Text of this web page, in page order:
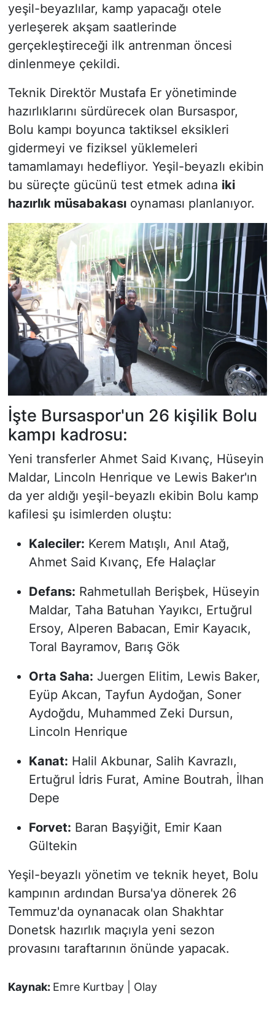
yeşil-beyazlılar, kamp yapacağı otele
yerleşerek akşam saatlerinde
gerçekleştireceği ilk antrenman öncesi
dinlenmeye çekildi.
Teknik Direktör Mustafa Er yönetiminde
hazırlıklarını sürdürecek olan Bursaspor,
Bolu kampı boyunca taktiksel eksikleri
gidermeyi ve fiziksel yüklemeleri
tamamlamayı hedefliyor. Yeşil-beyazlı ekibin
bu süreçte gücünü test etmek adına iki
hazırlık müsabakasıoynaması planlanıyor.
İşte Bursaspor'un 26 kişilik Bolu
kampı kadrosu:
Yeni transferler Ahmet Said Kıvanç, Hüseyin
Maldar, Lincoln Henrique ve Lewis Baker'ın
da yer aldığı yeşil-beyazlı ekibin Bolu kamp
kafilesi şu isimlerden oluştu:
Kaleciler: Kerem Matışlı, Anıl Atağ,
Ahmet Said Kıvanç, Efe Halaçlar
Defans: Rahmetullah Berişbek, Hüseyin
Maldar, Taha Batuhan Yayıkcı, Ertuğrul
Ersoy, Alperen Babacan, Emir Kayacık,
Toral Bayramov, Barış Gök
Orta Saha: Juergen Elitim, Lewis Baker,
Eyüp Akcan, Tayfun Aydoğan, Soner
Aydoğdu, Muhammed Zeki Dursun,
Lincoln Henrique
Kanat: Halil Akbunar, Salih Kavrazlı,
Ertuğrul İdris Furat, Amine Boutrah, İlhan
Depe
Forvet: Baran Başyiğit, Emir Kaan
Gültekin
Yeşil-beyazlı yönetim ve teknik heyet, Bolu
kampının ardından Bursa'ya dönerek 26
Temmuz'da oynanacak olan Shakhtar
Donetsk hazırlık maçıyla yeni sezon
provasını taraftarının önünde yapacak.
Kaynak: Emre Kurtbay | Olay